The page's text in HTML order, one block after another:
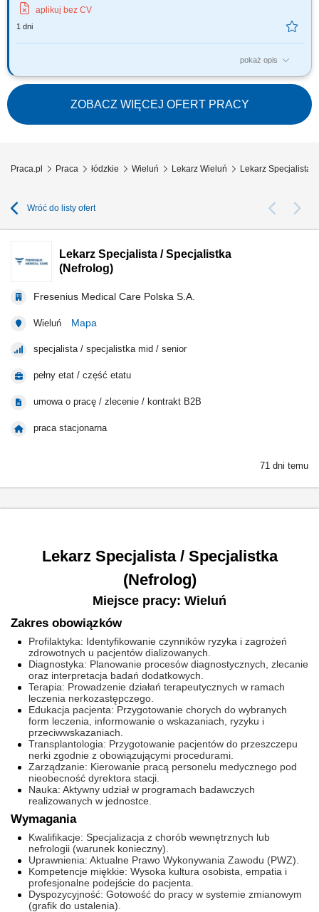
aplikuj bez CV
1 dni
pokaż opis
Zapraszamy do współpracy z naszą firmą specjalizującą się w medycznej
marihuanie, działającej stacjonarnie. Poszukujemy doświadczonych
lekarzy i lekarek różnych specjalizacji, którzy są otwarci na rozwój oraz
poszerzanie wiedzy, aby dołączyć do naszego zespołu jako tzn. Lekarz...
ZOBACZ WIĘCEJ OFERT PRACY
Praca.pl Praca łódzkie Wieluń Lekarz Wieluń Lekarz Specjalista
Wróć do listy ofert
Lekarz Specjalista / Specjalistka
(Nefrolog)
Fresenius Medical Care Polska S.A.
Wieluń Mapa
specjalista / specjalistka mid / senior
pełny etat / część etatu
umowa o pracę / zlecenie / kontrakt B2B
praca stacjonarna
71 dni temu
Lekarz Specjalista / Specjalistka
(Nefrolog)
Miejsce pracy: Wieluń
Zakres obowiązków
Profilaktyka: Identyfikowanie czynników ryzyka i zagrożeń
zdrowotnych u pacjentów dializowanych.
Diagnostyka: Planowanie procesów diagnostycznych, zlecanie
oraz interpretacja badań dodatkowych.
Terapia: Prowadzenie działań terapeutycznych w ramach
leczenia nerkozastępczego.
Edukacja pacjenta: Przygotowanie chorych do wybranych
form leczenia, informowanie o wskazaniach, ryzyku i
przeciwwskazaniach.
Transplantologia: Przygotowanie pacjentów do przeszczepu
nerki zgodnie z obowiązującymi procedurami.
Zarządzanie: Kierowanie pracą personelu medycznego pod
nieobecność dyrektora stacji.
Nauka: Aktywny udział w programach badawczych
realizowanych w jednostce.
Wymagania
Kwalifikacje: Specjalizacja z chorób wewnętrznych lub
nefrologii (warunek konieczny).
Uprawnienia: Aktualne Prawo Wykonywania Zawodu (PWZ).
Kompetencje miękkie: Wysoka kultura osobista, empatia i
profesjonalne podejście do pacjenta.
Dyspozycyjność: Gotowość do pracy w systemie zmianowym
(grafik do ustalenia).